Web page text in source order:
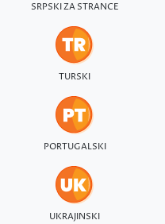
SRPSKI ZA STRANCE
TURSKI
PORTUGALSKI
UKRAJINSKI